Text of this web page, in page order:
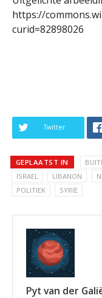
https://
curid=82898026
Twitter
GEPLAATST IN
ISRAEL
LIBANON
POLITIEK
SYRIË
Pyt van der